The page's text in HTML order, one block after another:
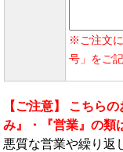
※ご注文
号」をご
【ご注意】 こちら
み』・『営業』の類
悪質な営業や繰り返